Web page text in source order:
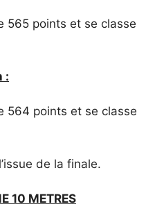
565 points et se classe
:
564 points et se classe
de la finale.
10 METRES